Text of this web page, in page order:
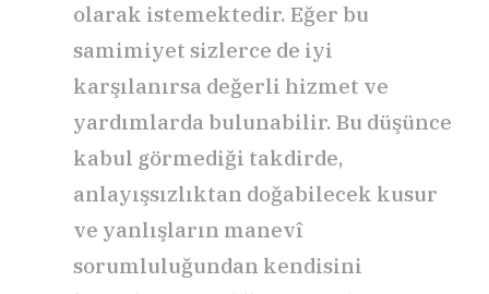
olarak istemektedir. Eğer bu
samimiyet sizlerce de iyi
karşılanırsa değerli hizmet ve
yardımlarda bulunabilir. Bu düşünce
kabul görmediği takdirde,
anlayışsızlıktan doğabilecek kusur
ve yanlışların manevî
sorumluluğundan kendisini